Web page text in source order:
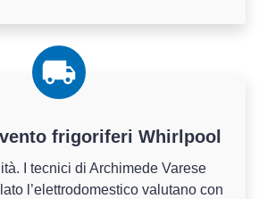
frigoriferi Whirlpool
I tecnici di Archimede Varese
l’elettrodomestico valutano con